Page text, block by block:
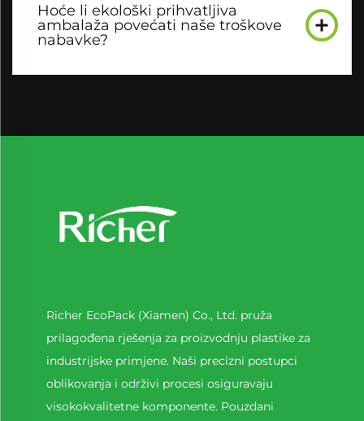
Hoće li ekološki prihvatljiva
ambalaža povećati naše troškove
nabavke?
Richer EcoPack (Xiamen) Co., Ltd. pruža
prilagođena rješenja za proizvodnju plastike za
industrijske primjene. Naši precizni postupci
oblikovanja i održivi procesi osiguravaju
visokokvalitetne komponente. Pouzdani